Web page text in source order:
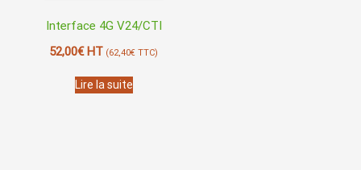
Interface 4G V24/CTI
52,00€HT (62,40€ TTC)
Lire la suite